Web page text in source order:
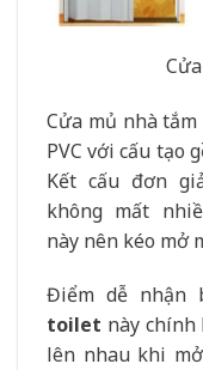
Cửa mủ nhà
PVC với cấu tạo
Kết cấu đơn
không mất
này nên kéo mở
Điểm dễ nhận
toilet này chính
lên nhau khi